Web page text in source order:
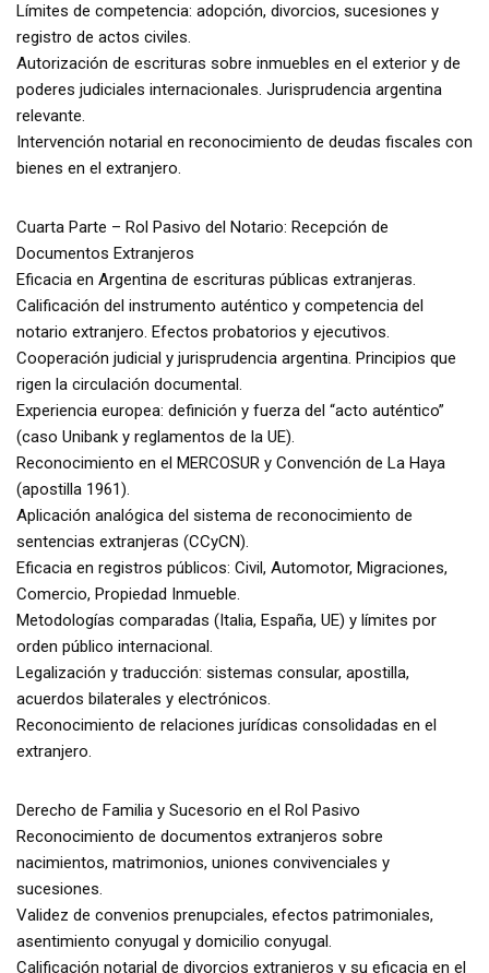
Límites de competencia: adopción, divorcios, sucesiones y
registro de actos civiles.
Autorización de escrituras sobre inmuebles en el exterior y de
poderes judiciales internacionales. Jurisprudencia argentina
relevante.
Intervención notarial en reconocimiento de deudas fiscales con
bienes en el extranjero.
Cuarta Parte – Rol Pasivo del Notario: Recepción de
Documentos Extranjeros
Eficacia en Argentina de escrituras públicas extranjeras.
Calificación del instrumento auténtico y competencia del
notario extranjero. Efectos probatorios y ejecutivos.
Cooperación judicial y jurisprudencia argentina. Principios que
rigen la circulación documental.
Experiencia europea: definición y fuerza del “acto auténtico”
(caso Unibank y reglamentos de la UE).
Reconocimiento en el MERCOSUR y Convención de La Haya
(apostilla 1961).
Aplicación analógica del sistema de reconocimiento de
sentencias extranjeras (CCyCN).
Eficacia en registros públicos: Civil, Automotor, Migraciones,
Comercio, Propiedad Inmueble.
Metodologías comparadas (Italia, España, UE) y límites por
orden público internacional.
Legalización y traducción: sistemas consular, apostilla,
acuerdos bilaterales y electrónicos.
Reconocimiento de relaciones jurídicas consolidadas en el
extranjero.
Derecho de Familia y Sucesorio en el Rol Pasivo
Reconocimiento de documentos extranjeros sobre
nacimientos, matrimonios, uniones convivenciales y
sucesiones.
Validez de convenios prenupciales, efectos patrimoniales,
asentimiento conyugal y domicilio conyugal.
Calificación notarial de divorcios extranjeros y su eficacia en el